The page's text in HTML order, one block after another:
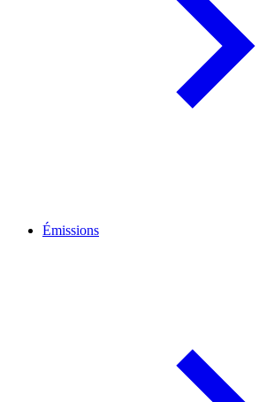
Émissions